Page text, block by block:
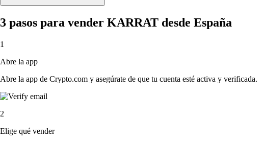
3 pasos para vender KARRAT desde España
1
Abre la app
Abre la app de Crypto.com y asegúrate de que tu cuenta esté activa y verificada.
2
Elige qué vender